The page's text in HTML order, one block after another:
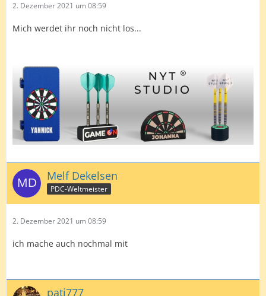
2. Dezember 2021 um 08:59
Mich werdet ihr noch nicht los...
Melf Dekelsen
PDC-Weltmeister
2. Dezember 2021 um 08:59
ich mache auch nochmal mit
pati777